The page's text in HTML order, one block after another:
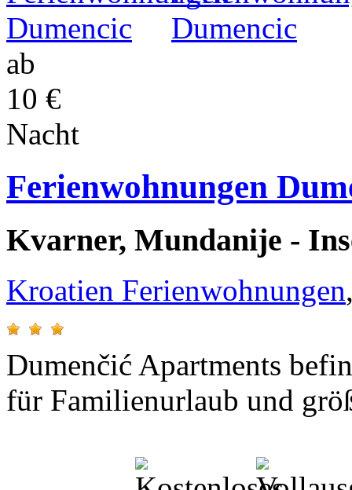
ab
10 €
Nacht
Ferienwohnungen
Kvarner, Mundanije -
Kroatien Ferienwohnungen
Dumenčić Apartments
für Familienurlaub und